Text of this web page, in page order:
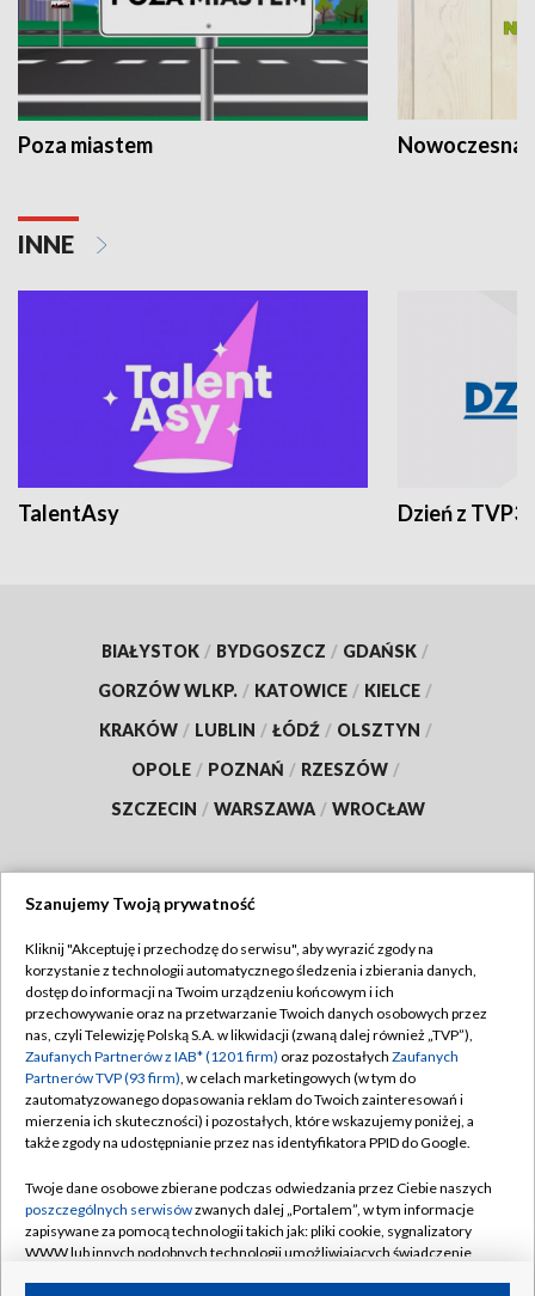
Poza miastem Nowoczesna
INNE
TalentAsy Dzień z TVP3
BIAŁYSTOK / BYDGOSZCZ / GDAŃSK /
GORZÓW WLKP. / KATOWICE / KIELCE /
KRAKÓW / LUBLIN / ŁÓDŹ / OLSZTYN /
OPOLE / POZNAŃ / RZESZÓW /
SZCZECIN / WARSZAWA / WROCŁAW
TVP
Abonament TVP
Emisja w TVP
Centrum informacji TVP
Naziemna Telewizja Cyfrowa
Rada Programowa
System NOS
Informacje o nadawcy
Regulamin TVP
Polityka prywatności
Moje zgody
Pomoc
Kontakt
Kanały
Szanujemy Twoją prywatność
Kliknij "Akceptuję i przechodzę do serwisu", aby wyrazić zgody na
korzystanie z technologii automatycznego śledzenia i zbierania danych,
dostęp do informacji na Twoim urządzeniu końcowym i ich
przechowywanie oraz na przetwarzanie Twoich danych osobowych przez
nas, czyli Telewizję Polską S.A. w likwidacji (zwaną dalej również „TVP”),
Zaufanych Partnerów z IAB* (1201 firm) oraz pozostałych Zaufanych
Partnerów TVP (93 firm), w celach marketingowych (w tym do
zautomatyzowanego dopasowania reklam do Twoich zainteresowań i
mierzenia ich skuteczności) i pozostałych, które wskazujemy poniżej, a
także zgody na udostępnianie przez nas identyfikatora PPID do Google.
Twoje dane osobowe zbierane podczas odwiedzania przez Ciebie naszych
poszczególnych serwisówzwanych dalej „Portalem”, w tym informacje
zapisywane za pomocą technologii takich jak: pliki cookie, sygnalizatory
WWW lub innych podobnych technologii umożliwiających świadczenie